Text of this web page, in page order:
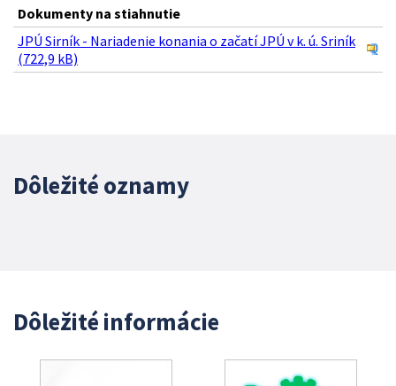
Dokumenty na stiahnutie
JPÚ Sirník - Nariadenie konania o začatí JPÚ v k. ú. Sriník
(722,9 kB)
Dôležité oznamy
Dôležité informácie